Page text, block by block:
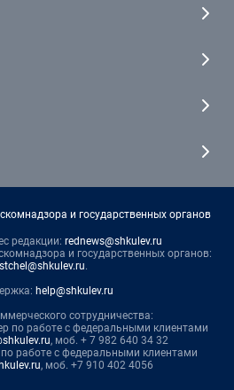
и государственных органов
редакции: rednews@shkulev.ru
и государственных органов:
.
help@shkulev.ru
сотрудничества:
по работе с федеральными клиентами
, моб. + 7 982 640 34 32
работе с федеральными клиентами
, моб. +7 910 402 4056